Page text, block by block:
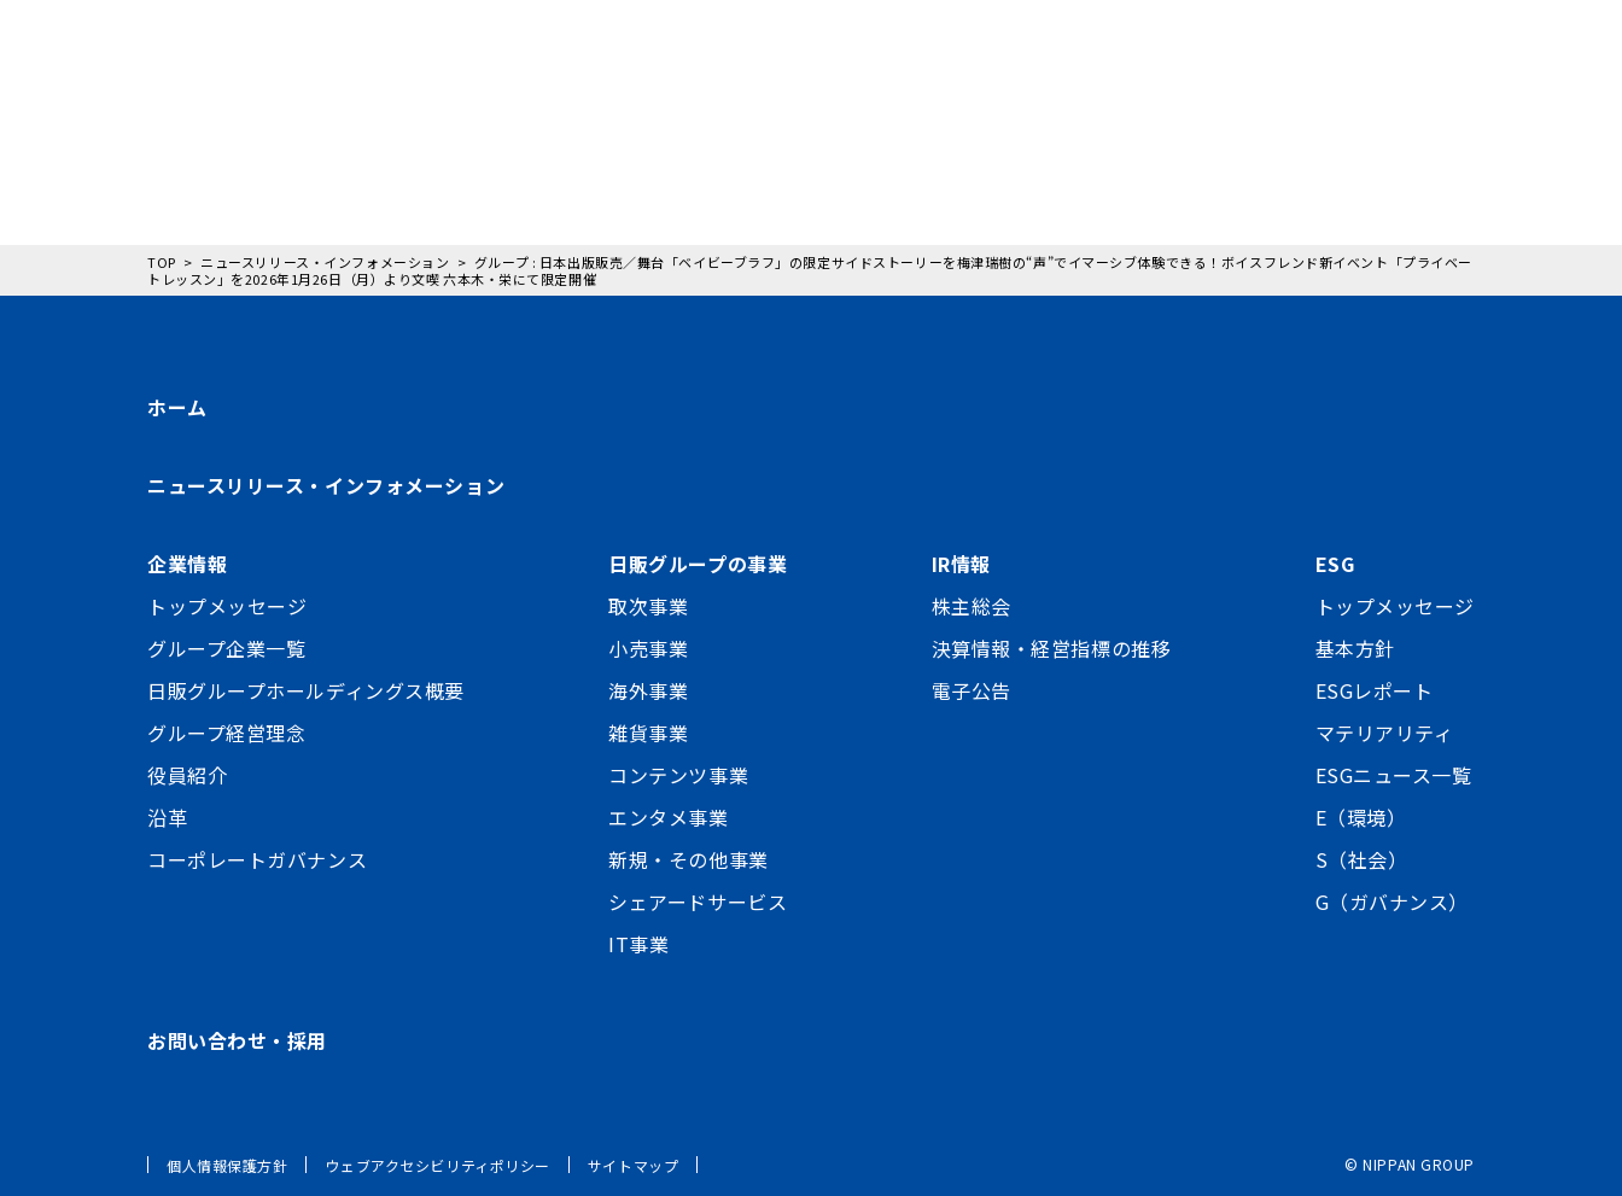
TOP ニュースリリース・インフォメーション
グループ : 日本出版販売／舞台「ベイビーブラフ」の限定サイドストーリーを梅津瑞樹の“声”でイマーシブ体験できる！ボイスフレンド新イベント「プライベー
トレッスン」を2026年1月26日（月）より文喫 六本木・栄にて限定開催
ホーム
ニュースリリース・インフォメーション
企業情報
トップメッセージ
グループ企業一覧
日販グループホールディングス概要
グループ経営理念
役員紹介
沿革
コーポレートガバナンス
日販グループの事業
取次事業
小売事業
海外事業
雑貨事業
コンテンツ事業
エンタメ事業
新規・その他事業
シェアードサービス
IT事業
IR情報
株主総会
決算情報・経営指標の推移
電子公告
ESG
トップメッセージ
基本方針
ESGレポート
マテリアリティ
ESGニュース一覧
E（環境）
S（社会）
G（ガバナンス）
お問い合わせ・採用
個人情報保護方針 ウェブアクセシビリティポリシー サイトマップ © NIPPAN GROUP